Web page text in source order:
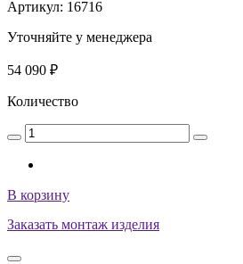
Артикул: 16716
Уточняйте у менеджера
54 090 ₽
Количество
В корзину
Заказать монтаж изделия